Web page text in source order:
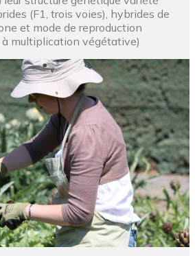
(F1, trois voies), hybrides de
et mode de reproduction
à multiplication végétative)